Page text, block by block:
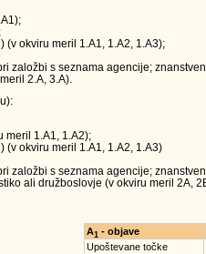
(v okviru meril 1.A1, 1.A2, 1.A3);
založbi s seznama agencije;
2.A, 3.A).
meril 1.A1, 1.A2);
(v okviru meril 1.A1, 1.A2, 1.A3)
s seznama agencije;
ali družboslovje (v okviru meril 2A,
A1 - objave
Upoštevane točke